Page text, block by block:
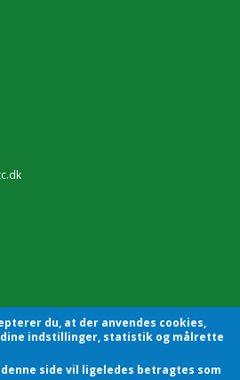
du, at der anvendes cookies,
indstillinger, statistik og målrette
side vil ligeledes betragtes som